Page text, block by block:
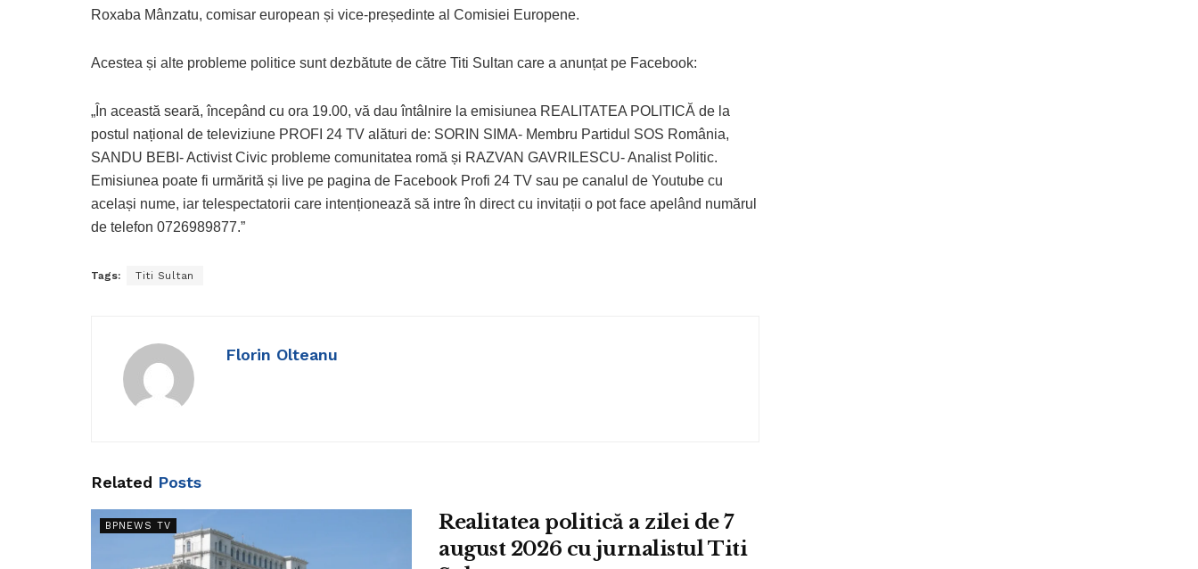
Roxaba Mânzatu, comisar european și vice-președinte al Comisiei Europene.
Acestea și alte probleme politice sunt dezbătute de către Titi Sultan care a anunțat pe Facebook:
„În această seară, începând cu ora 19.00, vă dau întâlnire la emisiunea REALITATEA POLITICĂ de la
postul național de televiziune PROFI 24 TV alături de: SORIN SIMA- Membru Partidul SOS România,
SANDU BEBI- Activist Civic probleme comunitatea romă și RAZVAN GAVRILESCU- Analist Politic.
Emisiunea poate fi urmărită și live pe pagina de Facebook Profi 24 TV sau pe canalul de Youtube cu
același nume, iar telespectatorii care intenționează să intre în direct cu invitații o pot face apelând numărul
de telefon 0726989877.”
Tags: Titi Sultan
Florin Olteanu
Related Posts
BPNEWS TV
Realitatea politică a zilei de 7
august 2026 cu jurnalistul Titi